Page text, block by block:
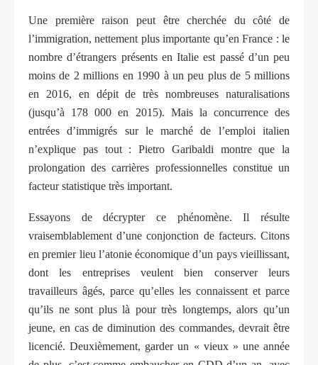
Une première raison peut être cherchée du côté de
l’immigration, nettement plus importante qu’en France : le
nombre d’étrangers présents en Italie est passé d’un peu
moins de 2 millions en 1990 à un peu plus de 5 millions
en 2016, en dépit de très nombreuses naturalisations
(jusqu’à 178 000 en 2015). Mais la concurrence des
entrées d’immigrés sur le marché de l’emploi italien
n’explique pas tout : Pietro Garibaldi montre que la
prolongation des carrières professionnelles constitue un
facteur statistique très important.
Essayons de décrypter ce phénomène. Il résulte
vraisemblablement d’une conjonction de facteurs. Citons
en premier lieu l’atonie économique d’un pays vieillissant,
dont les entreprises veulent bien conserver leurs
travailleurs âgés, parce qu’elles les connaissent et parce
qu’ils ne sont plus là pour très longtemps, alors qu’un
jeune, en cas de diminution des commandes, devrait être
licencié. Deuxièmement, garder un « vieux » une année